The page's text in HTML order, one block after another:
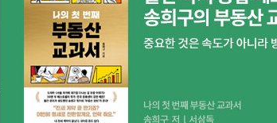
[ 200*295mm, 비디오테이프 ]